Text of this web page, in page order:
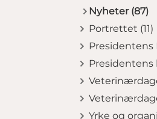
Nyheter (87)
Portrettet (11)
Presidentens
Presidentens
Yrke og